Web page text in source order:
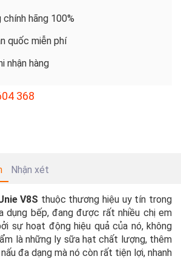
hãng 100%
quốc miễn phí
nhận hàng
368
Nhận xét
V8S thuộc thương hiệu uy tín trong
dụng bếp, đang được rất nhiều chị em
sự hoạt động hiệu quả của nó, không
là những ly sữa hạt chất lượng, thêm
đa dạng mà nó còn rất tiện lợi, nhanh